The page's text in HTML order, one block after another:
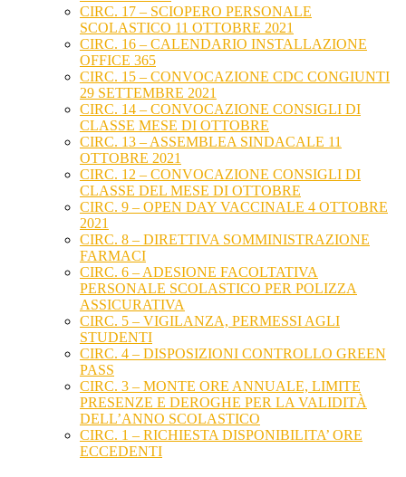
CIRC. 17 – SCIOPERO PERSONALE
SCOLASTICO 11 OTTOBRE 2021
CIRC. 16 – CALENDARIO INSTALLAZIONE
OFFICE 365
CIRC. 15 – CONVOCAZIONE CDC CONGIUNTI
29 SETTEMBRE 2021
CIRC. 14 – CONVOCAZIONE CONSIGLI DI
CLASSE MESE DI OTTOBRE
CIRC. 13 – ASSEMBLEA SINDACALE 11
OTTOBRE 2021
CIRC. 12 – CONVOCAZIONE CONSIGLI DI
CLASSE DEL MESE DI OTTOBRE
CIRC. 9 – OPEN DAY VACCINALE 4 OTTOBRE
2021
CIRC. 8 – DIRETTIVA SOMMINISTRAZIONE
FARMACI
CIRC. 6 – ADESIONE FACOLTATIVA
PERSONALE SCOLASTICO PER POLIZZA
ASSICURATIVA
CIRC. 5 – VIGILANZA, PERMESSI AGLI
STUDENTI
CIRC. 4 – DISPOSIZIONI CONTROLLO GREEN
PASS
CIRC. 3 – MONTE ORE ANNUALE, LIMITE
PRESENZE E DEROGHE PER LA VALIDITÀ
DELL’ANNO SCOLASTICO
CIRC. 1 – RICHIESTA DISPONIBILITA’ ORE
ECCEDENTI